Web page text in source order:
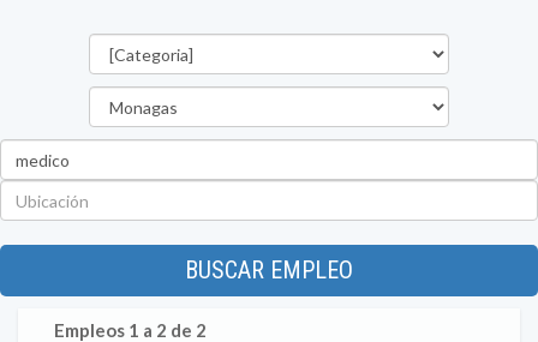
BUSCAR EMPLEO
Empleos 1 a 2 de 2